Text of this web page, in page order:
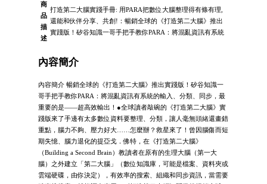
商
品
描
述
打造第二大腦實踐手冊: 用PARA把數位大腦整理得有條有理,
還能和伙伴分享、共創!：暢銷全球的《打造第二大腦》推出
實踐版！矽谷知識一哥手把手教你PARA：將混亂資訊有系統
內容簡介
內容簡介 暢銷全球的《打造第二大腦》推出實踐版！矽谷知識一
哥手把手教你PARA：將混亂資訊有系統的輸入、分類、同步，最
重要的是——超高效輸出！●全球讀者敲碗的《打造第二大腦》實
踐版來了手邊有太多數位資料要整理、分類，讓人毫無頭緒還畫錯
重點，腦力不夠、壓力好大……怎麼辦？救星來了！曾因腦傷而短
期失憶、腦力退化的提亞戈．佛特，在《打造第二大腦》
（Building a Second Brain）教讀者在原有的生理大腦（第一大
腦）之外建立「第二大腦」（數位知識庫，可能是檔案、資料夾或
雲端硬碟，由你決定），有效率的搜索、組織和同步資訊，當需要